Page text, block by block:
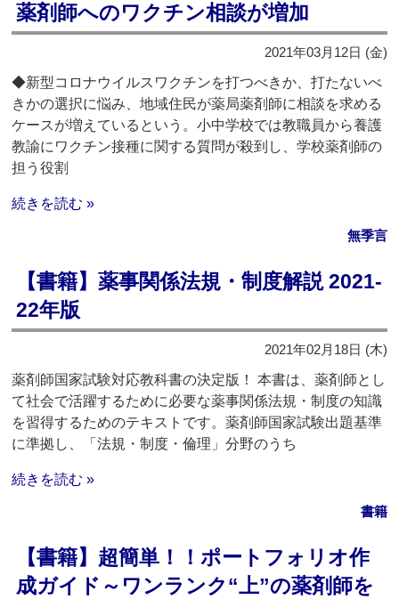
薬剤師へのワクチン相談が増加
2021年03月12日 (金)
◆新型コロナウイルスワクチンを打つべきか、打たないべ
きかの選択に悩み、地域住民が薬局薬剤師に相談を求める
ケースが増えているという。小中学校では教職員から養護
教諭にワクチン接種に関する質問が殺到し、学校薬剤師の
担う役割
続きを読む »
無季言
【書籍】薬事関係法規・制度解説 2021-
22年版
2021年02月18日 (木)
薬剤師国家試験対応教科書の決定版！ 本書は、薬剤師とし
て社会で活躍するために必要な薬事関係法規・制度の知識
を習得するためのテキストです。薬剤師国家試験出題基準
に準拠し、「法規・制度・倫理」分野のうち
続きを読む »
書籍
【書籍】超簡単！！ポートフォリオ作
成ガイド～ワンランク“上”の薬剤師を